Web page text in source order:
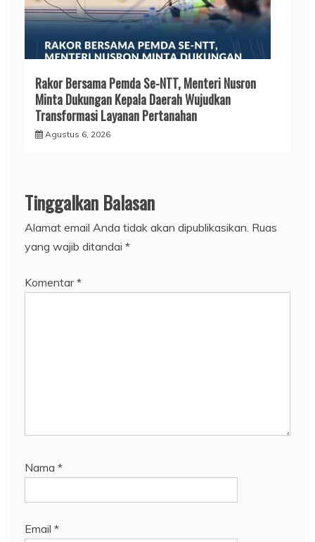
Rakor Bersama Pemda Se-NTT, Menteri Nusron
Minta Dukungan Kepala Daerah Wujudkan
Transformasi Layanan Pertanahan
Agustus 6, 2026
Tinggalkan Balasan
Alamat email Anda tidak akan dipublikasikan. Ruas
yang wajib ditandai *
Komentar*
Nama *
Email *